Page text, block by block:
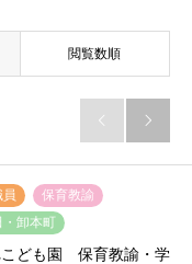
閲覧数順
 
員
保育教諭
・卸本町
ども園 保育教諭・学